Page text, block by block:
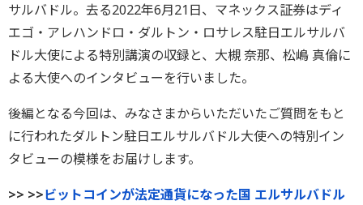
サルバドル。去る2022年6月21日、マネックス証券はディ
エゴ・アレハンドロ・ダルトン・ロサレス駐日エルサルバ
ドル大使による特別講演の収録と、大槻 奈那、松嶋 真倫に
よる大使へのインタビューを行いました。
後編となる今回は、みなさまからいただいたご質問をもと
に行われたダルトン駐日エルサルバドル大使への特別イン
タビューの模様をお届けします。
>> >>ビットコインが法定通貨になった国 エルサルバドル